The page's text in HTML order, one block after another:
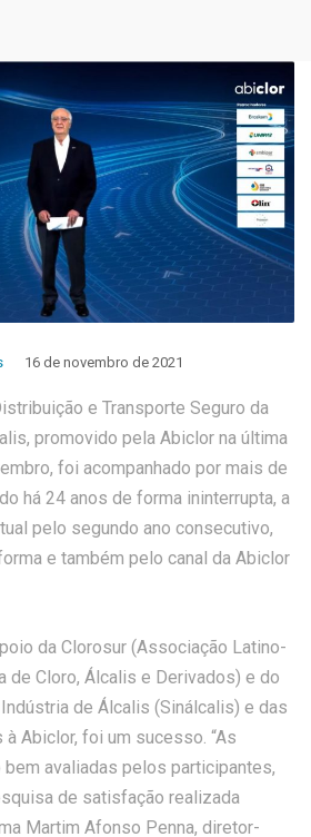
16 de novembro de 2021
e Transporte Seguro da
promovido pela Abiclor na última
foi acompanhado por mais de
há 24 anos de forma ininterrupta, a
pelo segundo ano consecutivo,
e também pelo canal da Abiclor
da Clorosur (Associação Latino-
de Cloro, Álcalis e Derivados) e do
de Álcalis (Sinálcalis) e das
Abiclor, foi um sucesso. “As
avaliadas pelos participantes,
de satisfação realizada
Martim Afonso Penna, diretor-